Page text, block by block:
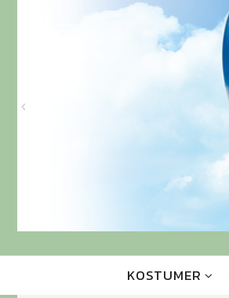
KOSTUMER